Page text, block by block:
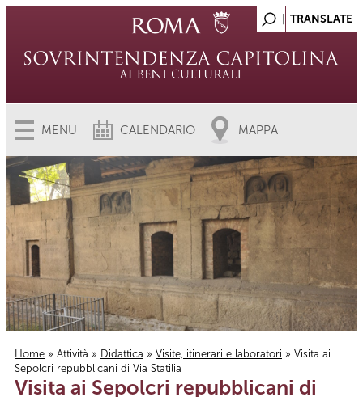
MENU CALENDARIO MAPPA
Tu sei qui
Home » Attività » Didattica » Visite, itinerari e laboratori » Visita ai
Sepolcri repubblicani di Via Statilia
Visita ai Sepolcri repubblicani di